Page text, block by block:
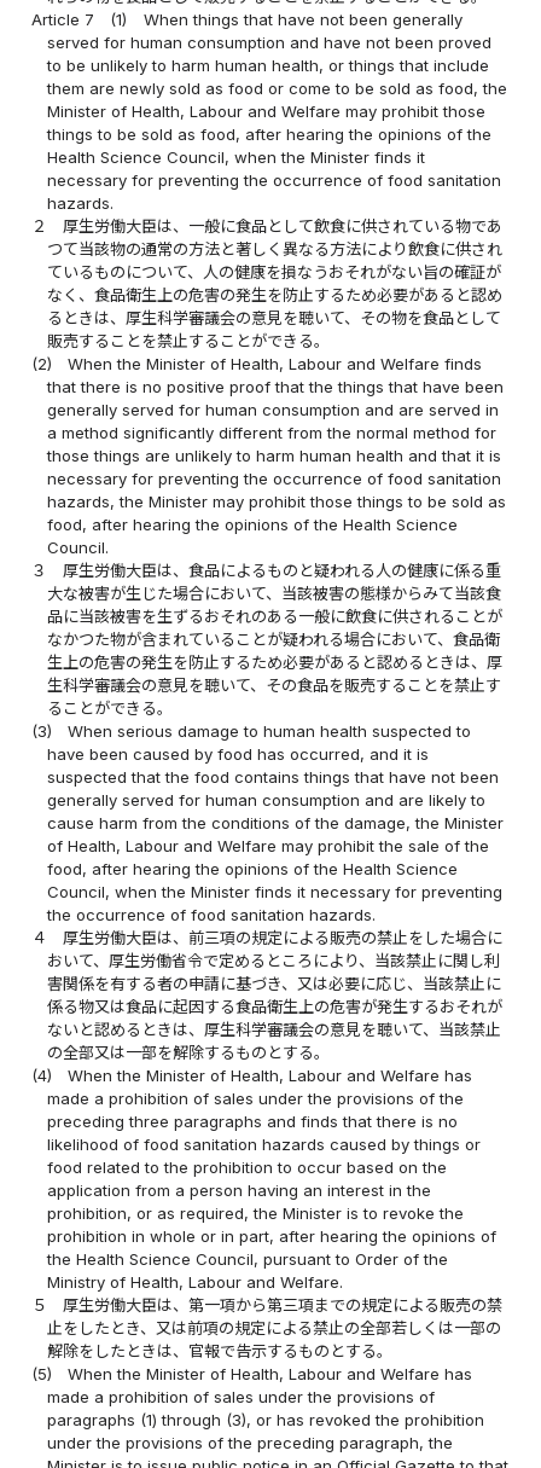
Article 7
(1)
When things that have not been generally
served for human consumption and have not been proved
to be unlikely to harm human health, or things that include
them are newly sold as food or come to be sold as food, the
Minister of Health, Labour and Welfare may prohibit those
things to be sold as food, after hearing the opinions of the
Health Science Council, when the Minister finds it
necessary for preventing the occurrence of food sanitation
hazards.
２
厚生労働大臣は、一般に食品として飲食に供されている物であ
つて当該物の通常の方法と著しく異なる方法により飲食に供され
ているものについて、人の健康を損なうおそれがない旨の確証が
なく、食品衛生上の危害の発生を防止するため必要があると認め
るときは、厚生科学審議会の意見を聴いて、その物を食品として
販売することを禁止することができる。
(2)
When the Minister of Health, Labour and Welfare finds
that there is no positive proof that the things that have been
generally served for human consumption and are served in
a method significantly different from the normal method for
those things are unlikely to harm human health and that it is
necessary for preventing the occurrence of food sanitation
hazards, the Minister may prohibit those things to be sold as
food, after hearing the opinions of the Health Science
Council.
３
厚生労働大臣は、食品によるものと疑われる人の健康に係る重
大な被害が生じた場合において、当該被害の態様からみて当該食
品に当該被害を生ずるおそれのある一般に飲食に供されることが
なかつた物が含まれていることが疑われる場合において、食品衛
生上の危害の発生を防止するため必要があると認めるときは、厚
生科学審議会の意見を聴いて、その食品を販売することを禁止す
ることができる。
(3)
When serious damage to human health suspected to
have been caused by food has occurred, and it is
suspected that the food contains things that have not been
generally served for human consumption and are likely to
cause harm from the conditions of the damage, the Minister
of Health, Labour and Welfare may prohibit the sale of the
food, after hearing the opinions of the Health Science
Council, when the Minister finds it necessary for preventing
the occurrence of food sanitation hazards.
４
厚生労働大臣は、前三項の規定による販売の禁止をした場合に
おいて、厚生労働省令で定めるところにより、当該禁止に関し利
害関係を有する者の申請に基づき、又は必要に応じ、当該禁止に
係る物又は食品に起因する食品衛生上の危害が発生するおそれが
ないと認めるときは、厚生科学審議会の意見を聴いて、当該禁止
の全部又は一部を解除するものとする。
(4)
When the Minister of Health, Labour and Welfare has
made a prohibition of sales under the provisions of the
preceding three paragraphs and finds that there is no
likelihood of food sanitation hazards caused by things or
food related to the prohibition to occur based on the
application from a person having an interest in the
prohibition, or as required, the Minister is to revoke the
prohibition in whole or in part, after hearing the opinions of
the Health Science Council, pursuant to Order of the
Ministry of Health, Labour and Welfare.
５
厚生労働大臣は、第一項から第三項までの規定による販売の禁
止をしたとき、又は前項の規定による禁止の全部若しくは一部の
解除をしたときは、官報で告示するものとする。
(5)
When the Minister of Health, Labour and Welfare has
made a prohibition of sales under the provisions of
paragraphs (1) through (3), or has revoked the prohibition
under the provisions of the preceding paragraph, the